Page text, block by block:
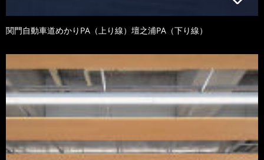
関門自動車道めかりPA（上り線）壇之浦PA（下り線）